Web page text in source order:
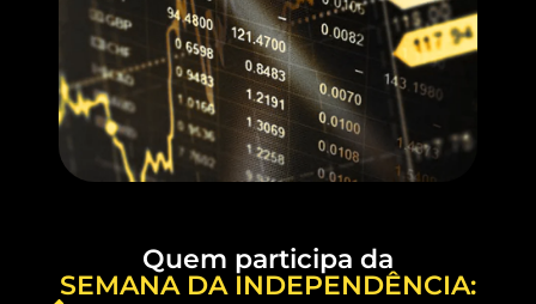
Quem participa da
SEMANA DA INDEPENDÊNCIA: